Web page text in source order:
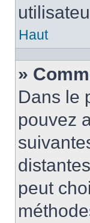
Haut
»
Dans le
pouvez
peut